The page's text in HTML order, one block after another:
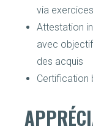
via
Attestation
avec
des acquis
Certification